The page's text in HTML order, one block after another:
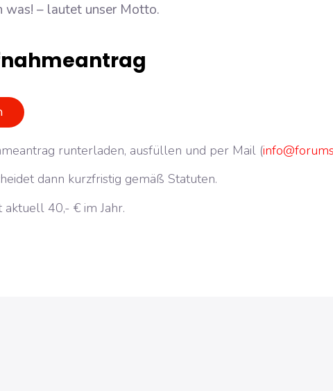
was! – lautet unser Motto.
runterladen, ausfüllen und per Mail (
dann kurzfristig gemäß Statuten.
40,- € im Jahr.